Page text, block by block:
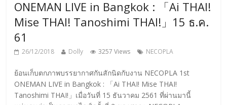
ONEMAN LIVE in Bangkok : 「Ai THAI!
Mise THAI! Tanoshimi THAI!」15 ธ.ค.
61
26/12/2018 Dolly 3257 Views NECOPLA
ย้อนเก็บตกภาพบรรยากาศกันสักนิดกับงาน NECOPLA 1st
ONEMAN LIVE in Bangkok : 「Ai THAI! Mise THAI!
Tanoshimi THAI!」เมื่อวันที่ 15 ธันวาคม 2561 ที่ผ่านมานี้